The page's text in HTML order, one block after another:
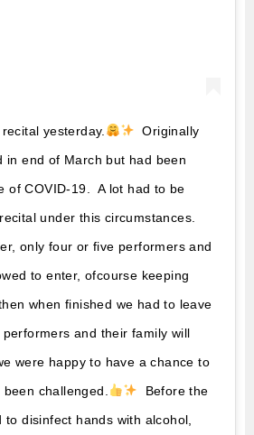
yesterday.
Originally
in end of March but had been
of COVID-19. A lot had to be
under this circumstances.
only four or five performers and
to enter, ofcourse keeping
when finished we had to leave
and their family will
were happy to have a chance to
challenged.
Before the
disinfect hands with alcohol,